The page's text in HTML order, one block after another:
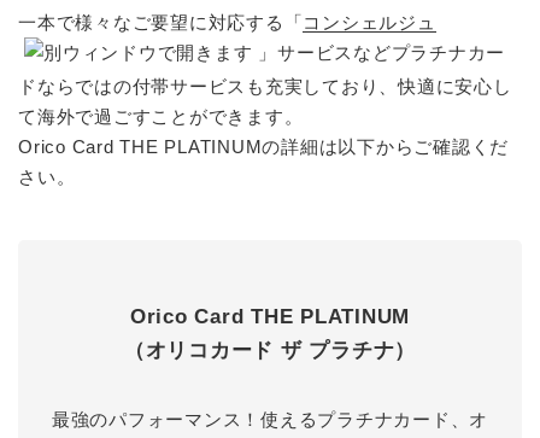
一本で様々なご要望に対応する「コンシェルジュ
」サービスなどプラチナカー
ドならではの付帯サービスも充実しており、快適に安心し
て海外で過ごすことができます。
Orico Card THE PLATINUMの詳細は以下からご確認くだ
さい。
Orico Card THE PLATINUM
（オリコカード ザ プラチナ）
最強のパフォーマンス！使えるプラチナカード、オ